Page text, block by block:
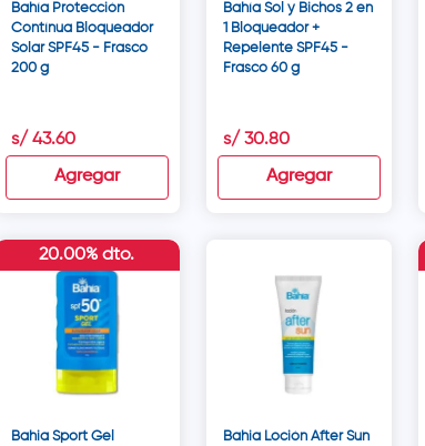
Bahía Protección
Contínua Bloqueador
Solar SPF45 - Frasco
200 g
s/ 43.60
Agregar
Bahía Sol y Bichos 2 en
1 Bloqueador +
Repelente SPF45 -
Frasco 60 g
s/ 30.80
Agregar
Bahia Sport Gel
20.00% dto.
Bahia Loción After Sun